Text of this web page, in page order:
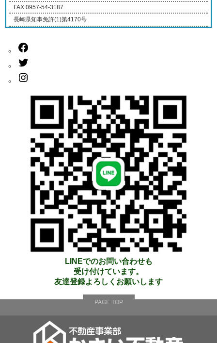
FAX 0957-54-3187
長崎県知事免許(1)第4170号
LINEでのお問い合わせも
受け付けています。
友達登録よろしくお願いします
PAGE TOP